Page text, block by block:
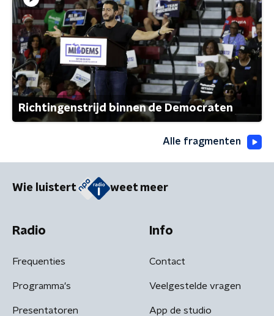
Richtingenstrijd binnen de Democraten
Alle fragmenten
Wie luistert weet meer
Radio
Frequenties
Programma's
Presentatoren
Info
Contact
Veelgestelde vragen
App de studio